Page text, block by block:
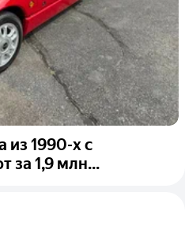
из 1990-х с
за 1,9 млн...